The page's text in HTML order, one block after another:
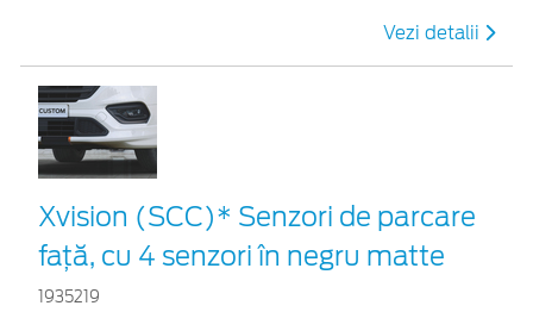
Vezi detalii
Xvision (SCC)* Senzori de parcare
faţă, cu 4 senzori în negru matte
1935219